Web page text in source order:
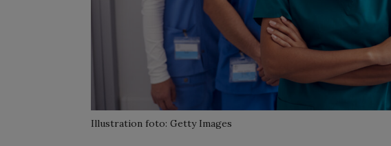
Illustration foto: Getty Images